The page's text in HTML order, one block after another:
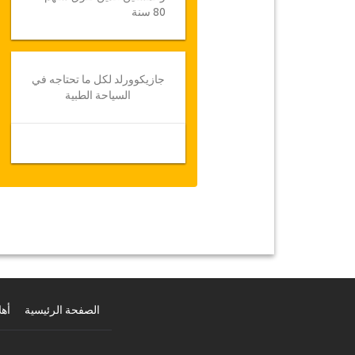
80 سنة
جازيكوورلد لكل ما تحتاجه في
السياحة الطبية
الصفحة الرئيسية